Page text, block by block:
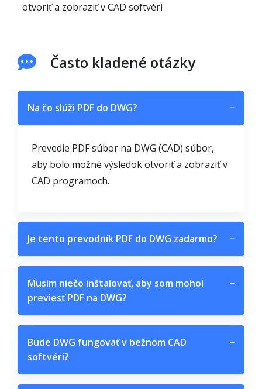
otvoriť a zobraziť v CAD softvéri
Často kladené otázky
Na čo slúži PDF do DWG? −
Prevedie PDF súbor na DWG (CAD) súbor,
aby bolo možné výsledok otvoriť a zobraziť v
CAD programoch.
Je tento prevodník PDF do DWG zadarmo? −
Musím niečo inštalovať, aby som mohol
previesť PDF na DWG?
−
Bude DWG fungovať v bežnom CAD
softvéri?
−